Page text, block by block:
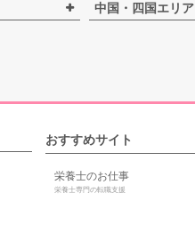
中国・四国エリア
おすすめサイト
栄養士のお仕事
栄養士専門の転職支援